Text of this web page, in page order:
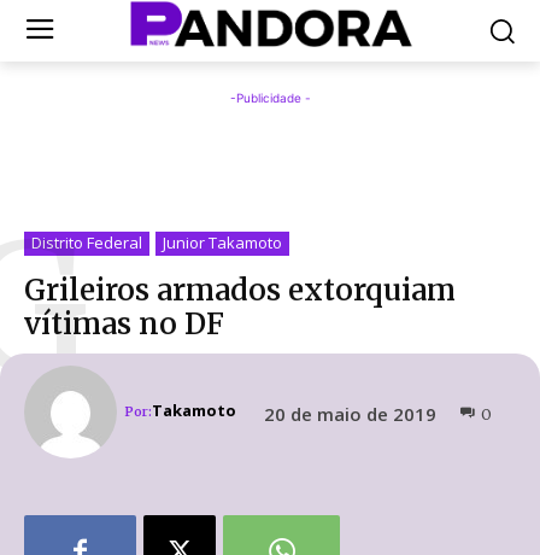
-Publicidade -
Distrito Federal Junior Takamoto
Grileiros armados extorquiam
vítimas no DF
Por:Takamoto 20 de maio de 2019 0